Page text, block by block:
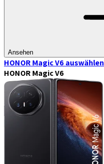
Ansehen
HONOR Magic V6auswählen
HONOR Magic V6